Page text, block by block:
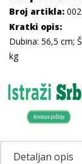
Broj artikla:
Kratki opis:
Dubina: 56,5 cm;
kg
Detaljan opis